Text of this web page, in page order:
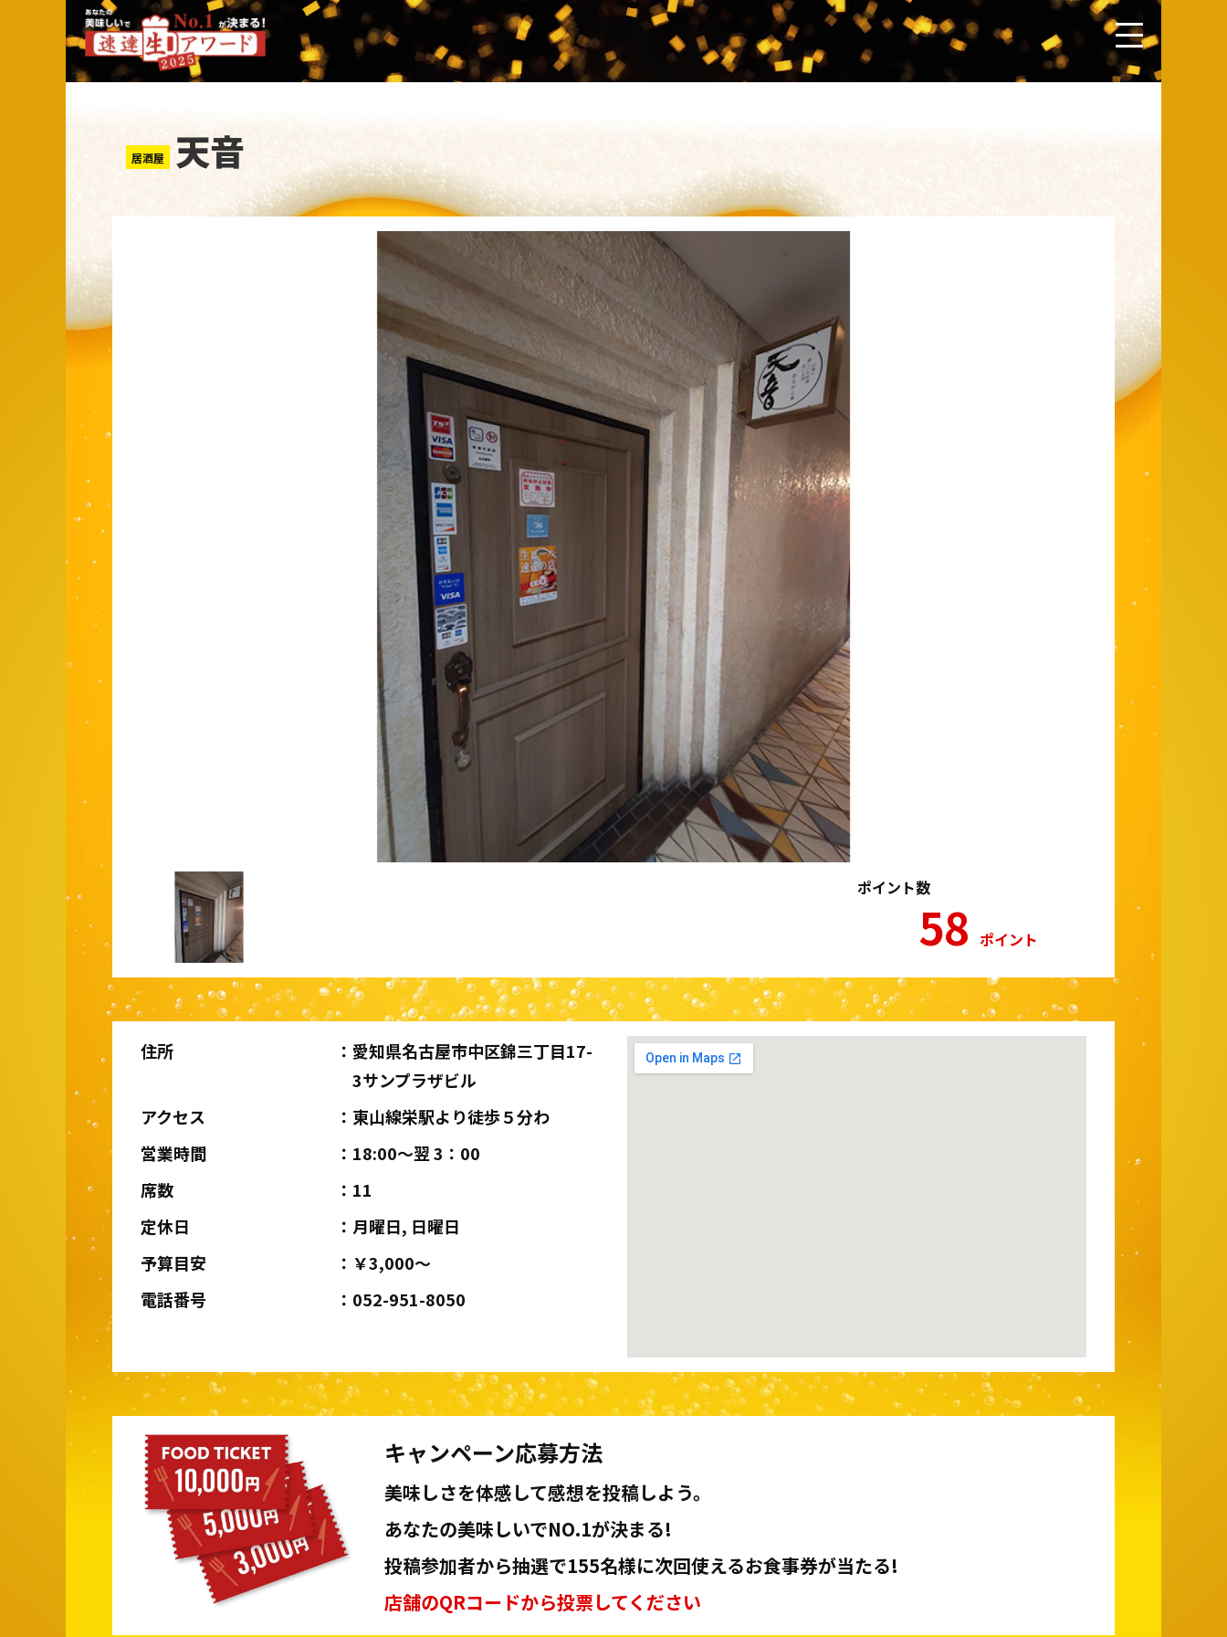
居酒屋 天音
ポイント数
58ポイント
住所
愛知県名古屋市中区錦三丁目17-
3サンプラザビル
アクセス
東山線栄駅より徒歩５分わ
営業時間
18:00〜翌 3：00
席数
11
定休日
月曜日, 日曜日
予算目安
￥3,000～
電話番号
052-951-8050
キャンペーン応募方法
美味しさを体感して感想を投稿しよう。
あなたの美味しいでNO.1が決まる!
投稿参加者から抽選で155名様に次回使えるお食事券が当たる!
店舗のQRコードから投票してください